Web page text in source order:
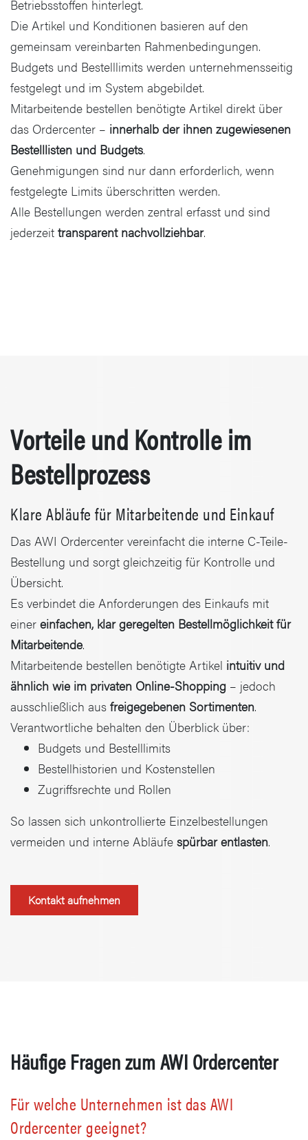
Betriebsstoffen hinterlegt.
Die Artikel und Konditionen basieren auf den
gemeinsam vereinbarten Rahmenbedingungen.
Budgets und Bestelllimits werden unternehmensseitig
festgelegt und im System abgebildet.
Mitarbeitende bestellen benötigte Artikel direkt über
das Ordercenter – innerhalb der ihnen zugewiesenen
Bestelllisten und Budgets.
Genehmigungen sind nur dann erforderlich, wenn
festgelegte Limits überschritten werden.
Alle Bestellungen werden zentral erfasst und sind
jederzeit transparent nachvollziehbar.
Vorteile und Kontrolle im
Bestellprozess
Klare Abläufe für Mitarbeitende und Einkauf
Das AWI Ordercenter vereinfacht die interne C-Teile-
Bestellung und sorgt gleichzeitig für Kontrolle und
Übersicht.
Es verbindet die Anforderungen des Einkaufs mit
einer einfachen, klar geregelten Bestellmöglichkeit für
Mitarbeitende.
Mitarbeitende bestellen benötigte Artikel intuitiv und
ähnlich wie im privaten Online-Shopping – jedoch
ausschließlich aus freigegebenen Sortimenten.
Verantwortliche behalten den Überblick über:
Budgets und Bestelllimits
Bestellhistorien und Kostenstellen
Zugriffsrechte und Rollen
So lassen sich unkontrollierte Einzelbestellungen
vermeiden und interne Abläufe spürbar entlasten.
Kontakt aufnehmen
Häufige Fragen zum AWI Ordercenter
Für welche Unternehmen ist das AWI
Ordercenter geeignet?